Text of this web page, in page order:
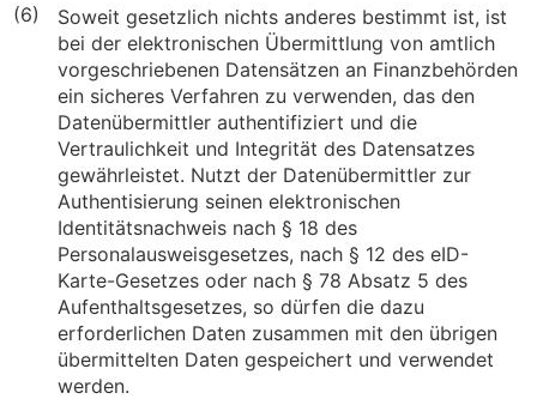
(6)
Soweit gesetzlich nichts anderes bestimmt ist, ist
bei der elektronischen Übermittlung von amtlich
vorgeschriebenen Datensätzen an Finanzbehörden
ein sicheres Verfahren zu verwenden, das den
Datenübermittler authentifiziert und die
Vertraulichkeit und Integrität des Datensatzes
gewährleistet. Nutzt der Datenübermittler zur
Authentisierung seinen elektronischen
Identitätsnachweis nach § 18 des
Personalausweisgesetzes, nach § 12 des eID-
Karte-Gesetzes oder nach § 78 Absatz 5 des
Aufenthaltsgesetzes, so dürfen die dazu
erforderlichen Daten zusammen mit den übrigen
übermittelten Daten gespeichert und verwendet
werden.